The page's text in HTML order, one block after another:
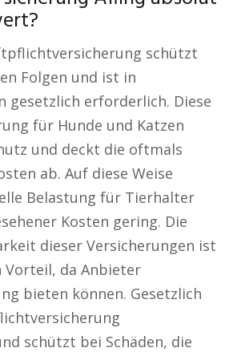
schützt
Folgen und ist in
gesetzlich erforderlich. Diese
für Hunde und Katzen
und deckt die oftmals
ab. Auf diese Weise
Belastung für Tierhalter
Kosten gering. Die
dieser Versicherungen ist
da Anbieter
bieten können. Gesetzlich
schützt bei Schäden, die